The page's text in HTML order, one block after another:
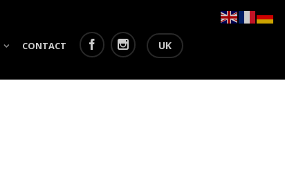
CONTACT UK